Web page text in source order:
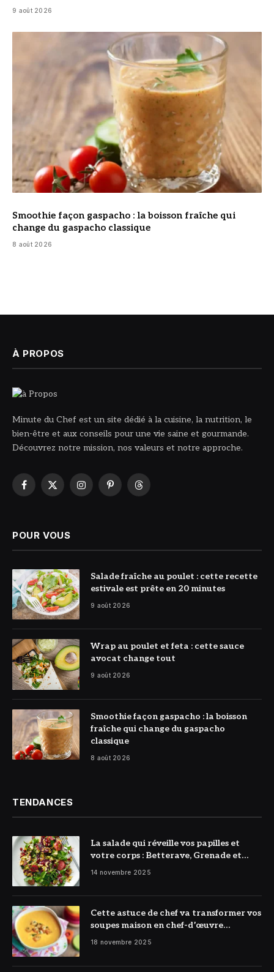
9 août 2026
Smoothie façon gaspacho : la boisson fraîche qui
change du gaspacho classique
8 août 2026
À PROPOS
Minute du Chef est un site dédié à la cuisine, la nutrition, le
bien-être et aux conseils pour une vie saine et gourmande.
Découvrez notre mission, nos valeurs et notre approche.
Facebook
X
InstagramPinterestThreads
POUR VOUS
© DR
Salade fraîche au poulet : cette recette
estivale est prête en 20 minutes
9 août 2026
© DR
Wrap au poulet et feta : cette sauce
avocat change tout
9 août 2026
© DR
Smoothie façon gaspacho : la boisson
fraîche qui change du gaspacho
classique
8 août 2026
TENDANCES
La salade qui réveille vos papilles et
votre corps : Betterave, Grenade et
Citron à l’honneur
14 novembre 2025
Cette astuce de chef va transformer vos
soupes maison en chef-d’œuvre
réconfortant
18 novembre 2025